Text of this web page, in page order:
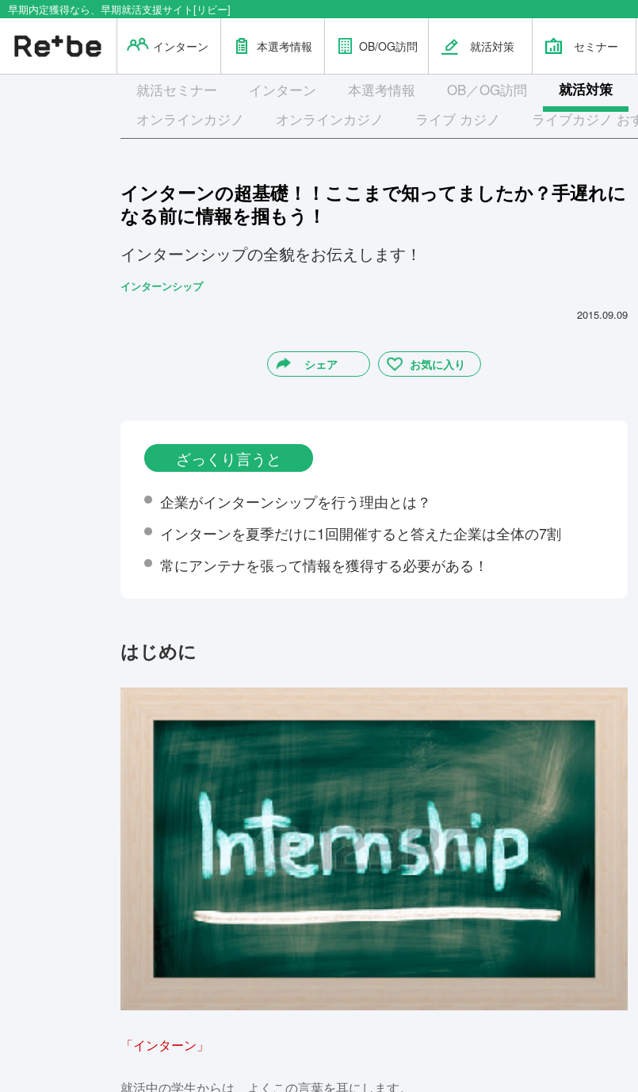
早期内定獲得なら、早期就活支援サイト[リビー]
インターン 本選考情報 OB/OG訪問 就活対策 セミナー
就活セミナー インターン 本選考情報 OB／OG訪問 就活対策
オンラインカジノ
オンラインカジノ ライブ カジノ ライブカジノ お
インターンの超基礎！！ここまで知ってましたか？手遅れに
なる前に情報を掴もう！
インターンシップの全貌をお伝えします！
インターンシップ
2015.09.09
シェア お気に入り
ざっくり言うと
企業がインターンシップを行う理由とは？
インターンを夏季だけに1回開催すると答えた企業は全体の7割
常にアンテナを張って情報を獲得する必要がある！
はじめに
「インターン」
就活中の学生からは、よくこの言葉を耳にします。